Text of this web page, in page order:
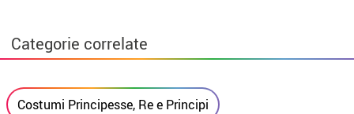
Categorie correlate
Costumi Principesse, Re e Principi